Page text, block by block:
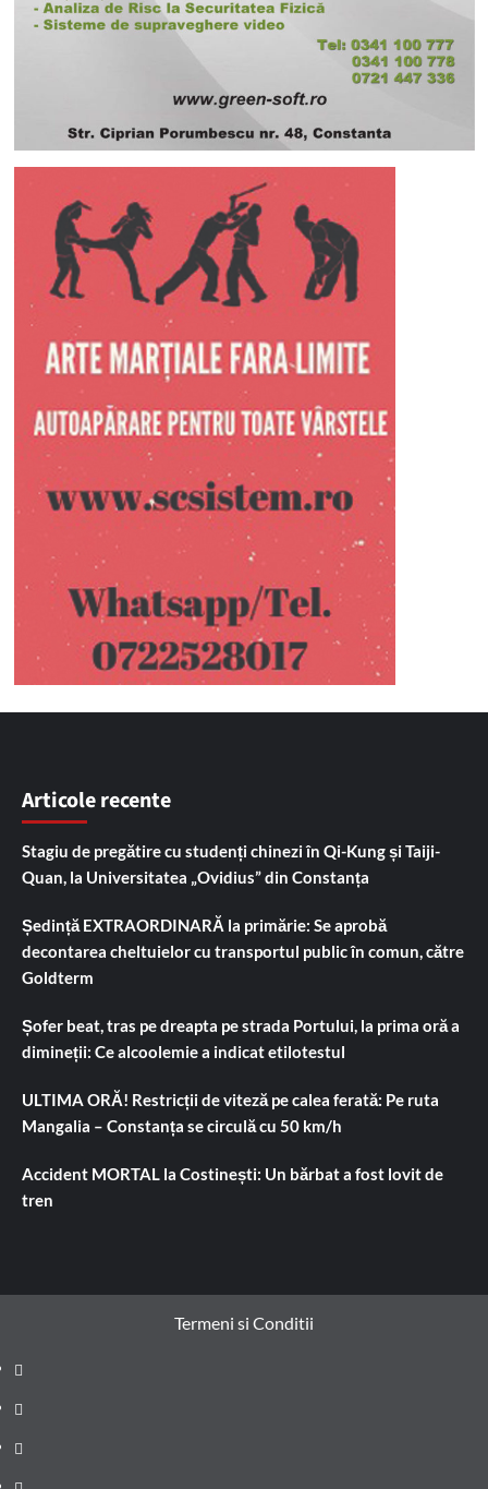
Articole recente
Stagiu de pregătire cu studenți chinezi în Qi-Kung și Taiji-
Quan, la Universitatea „Ovidius” din Constanța
Ședință EXTRAORDINARĂ la primărie: Se aprobă
decontarea cheltuielor cu transportul public în comun, către
Goldterm
Șofer beat, tras pe dreapta pe strada Portului, la prima oră a
dimineții: Ce alcoolemie a indicat etilotestul
ULTIMA ORĂ! Restricții de viteză pe calea ferată: Pe ruta
Mangalia – Constanța se circulă cu 50 km/h
Accident MORTAL la Costinești: Un bărbat a fost lovit de
tren
Termeni si Conditii
Prima
pagină
Știri
de
ultima
Administrație
locală
Actualitate